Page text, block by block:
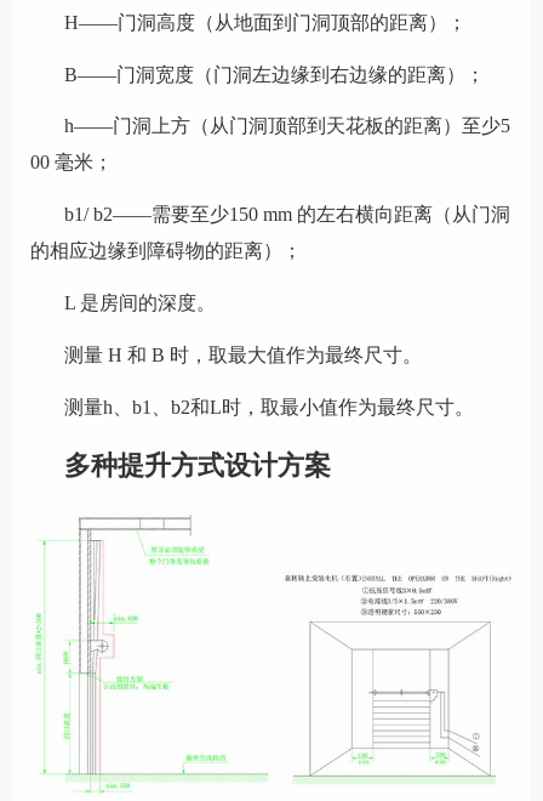
H——门洞高度（从地面到门洞顶部的距离）；
B——门洞宽度（门洞左边缘到右边缘的距离）；
h——门洞上方（从门洞顶部到天花板的距离）至少5
00 毫米；
b1/ b2——需要至少150 mm 的左右横向距离（从门洞
的相应边缘到障碍物的距离）；
L 是房间的深度。
测量 H 和 B 时，取最大值作为最终尺寸。
测量h、b1、b2和L时，取最小值作为最终尺寸。
多种提升方式设计方案